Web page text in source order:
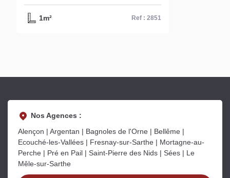
1m² Ref : 2851
Nos Agences :
Alençon | Argentan | Bagnoles de l'Orne | Bellême |
Ecouché-les-Vallées | Fresnay-sur-Sarthe | Mortagne-au-
Perche | Pré en Pail | Saint-Pierre des Nids | Sées | Le
Mêle-sur-Sarthe